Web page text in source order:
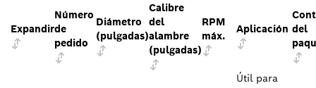
Expandir
Número
de
pedido
Diámetro
(pulgadas)
Calibre
del
alambre
(pulgadas)
RPM
máx.
Aplicación del
Útil para